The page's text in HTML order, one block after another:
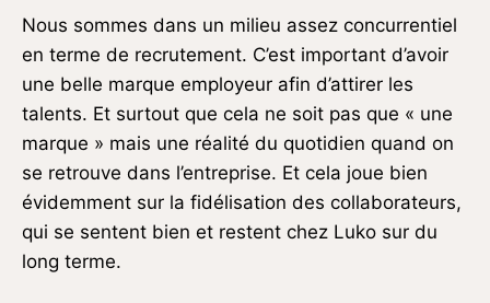
Nous sommes dans un milieu assez concurrentiel
en terme de recrutement. C’est important d’avoir
une belle marque employeur afin d’attirer les
talents. Et surtout que cela ne soit pas que « une
marque » mais une réalité du quotidien quand on
se retrouve dans l’entreprise. Et cela joue bien
évidemment sur la fidélisation des collaborateurs,
qui se sentent bien et restent chez Luko sur du
long terme.